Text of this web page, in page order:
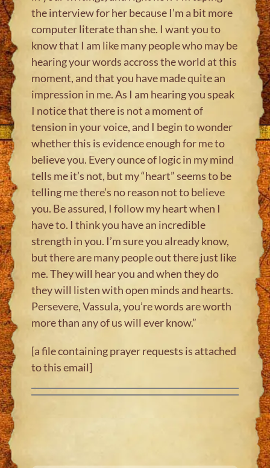
the interview for her because I’m a bit more
computer literate than she. I want you to
know that I am like many people who may be
hearing your words accross the world at this
moment, and that you have made quite an
impression in me. As I am hearing you speak
I notice that there is not a moment of
tension in your voice, and I begin to wonder
whether this is evidence enough for me to
believe you. Every ounce of logic in my mind
tells me it’s not, but my “heart” seems to be
telling me there’s no reason not to believe
you. Be assured, I follow my heart when I
have to. I think you have an incredible
strength in you. I’m sure you already know,
but there are many people out there just like
me. They will hear you and when they do
they will listen with open minds and hearts.
Persevere, Vassula, you’re words are worth
more than any of us will ever know.”
[a file containing prayer requests is attached
to this email]